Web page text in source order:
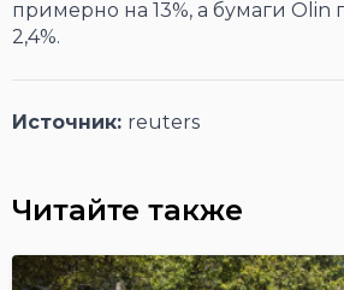
примерно на 13%, а бумаги Olin
2,4%.
Источник: reuters
Читайте также